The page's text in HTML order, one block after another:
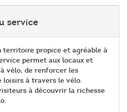
service
territoire propice et agréable à
permet aux locaux et
vélo, de renforcer les
loisirs à travers le vélo.
à découvrir la richesse